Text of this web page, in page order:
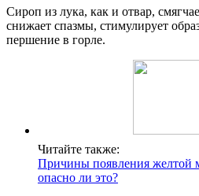
Сироп из лука, как и отвар,
снижает спазмы, стимулирует
першение в горле.
Читайте также:
Причины появления желтой
опасно ли это?